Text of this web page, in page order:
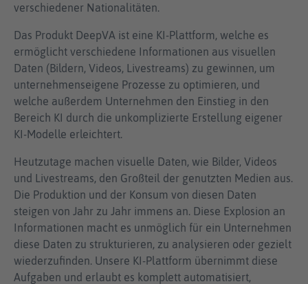
verschiedener Nationalitäten.
Das Produkt DeepVA ist eine KI-Plattform, welche es
ermöglicht verschiedene Informationen aus visuellen
Daten (Bildern, Videos, Livestreams) zu gewinnen, um
unternehmenseigene Prozesse zu optimieren, und
welche außerdem Unternehmen den Einstieg in den
Bereich KI durch die unkomplizierte Erstellung eigener
KI-Modelle erleichtert.
Heutzutage machen visuelle Daten, wie Bilder, Videos
und Livestreams, den Großteil der genutzten Medien aus.
Die Produktion und der Konsum von diesen Daten
steigen von Jahr zu Jahr immens an. Diese Explosion an
Informationen macht es unmöglich für ein Unternehmen
diese Daten zu strukturieren, zu analysieren oder gezielt
wiederzufinden. Unsere KI-Plattform übernimmt diese
Aufgaben und erlaubt es komplett automatisiert,